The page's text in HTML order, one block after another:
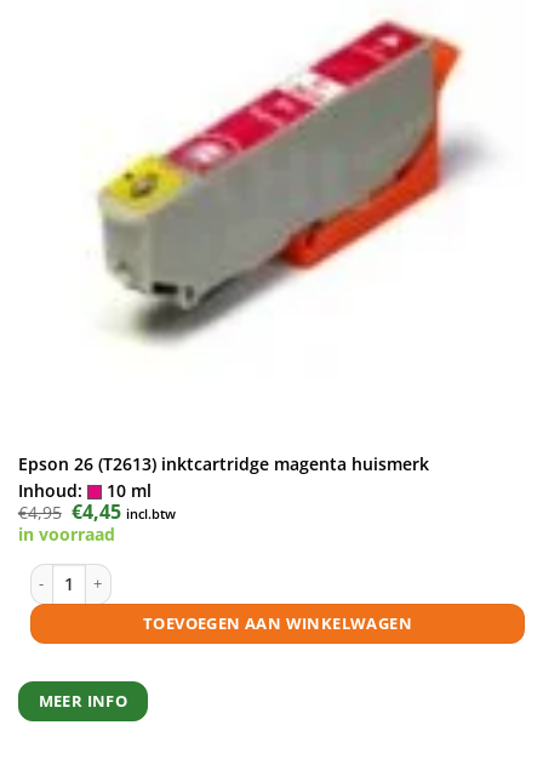
Epson 26 (T2613) inktcartridge magenta huismerk
Inhoud:
10 ml
€4,95 Oorspronkelijke
prijs
was:
€4,45Huidige
prijs
incl.btw
in voorraad
Epson 26 (T2613) inktcartridge magenta huismerk aantal
TOEVOEGEN AAN WINKELWAGEN
MEER INFO